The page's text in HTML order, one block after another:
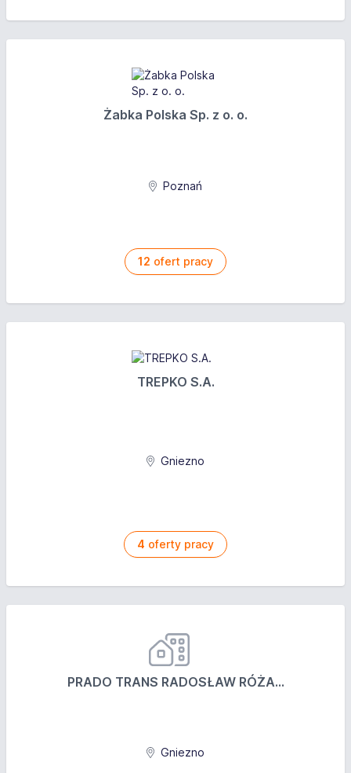
Żabka Polska Sp. z o. o.
Poznań
12 ofert pracy
TREPKO S.A.
Gniezno
4 oferty pracy
PRADO TRANS RADOSŁAW RÓŻA...
Gniezno